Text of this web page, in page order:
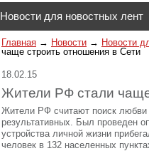
Новости для новостных лент
Главная → Новости → Новости
чаще строить отношения в Сети
18.02.15
Жители РФ стали
Жители РФ считают поиск
результативных. Был проведен
устройства личной жизни
человек в 132 населенных